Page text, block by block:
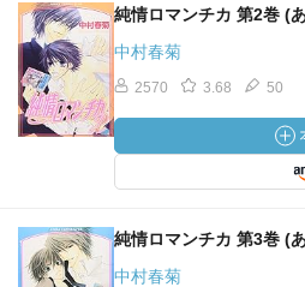
純情ロマンチカ 第2巻 (
中村春菊
2570 3.68 50
純情ロマンチカ 第3巻 (
中村春菊